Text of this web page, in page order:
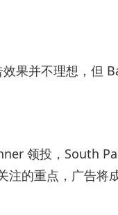
果并不理想，但
领投，South
的重点，广告将